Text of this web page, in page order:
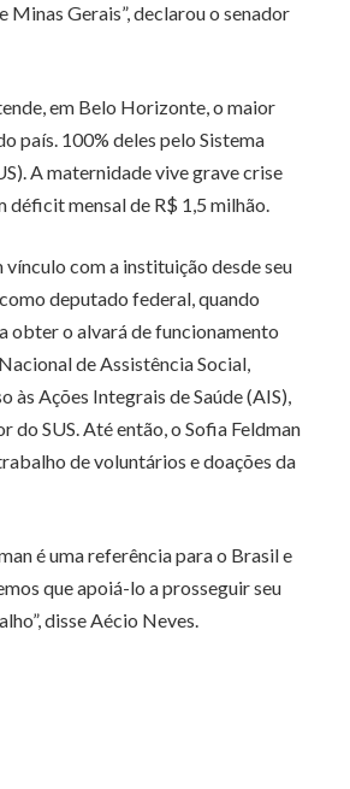
Minas Gerais”, declarou o senador
em Belo Horizonte, o maior
país. 100% deles pelo Sistema
A maternidade vive grave crise
déficit mensal de R$ 1,5 milhão.
com a instituição desde seu
deputado federal, quando
obter o alvará de funcionamento
de Assistência Social,
às Ações Integrais de Saúde (AIS),
do SUS. Até então, o Sofia Feldman
de voluntários e doações da
é uma referência para o Brasil e
que apoiá-lo a prosseguir seu
disse Aécio Neves.